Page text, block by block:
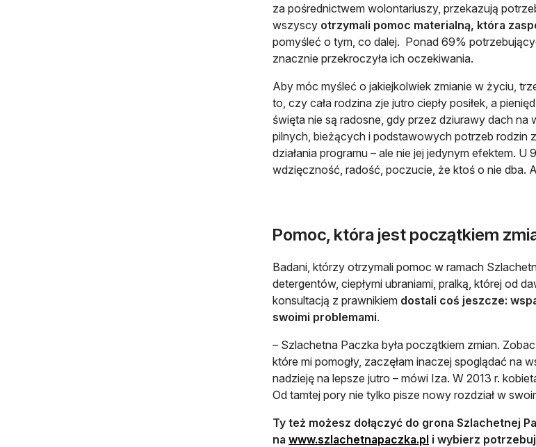
za pośrednictwem wolontariuszy, przekazują
wszyscy otrzymali pomoc materialną, która
pomyśleć o tym, co dalej. Ponad 69%
znacznie przekroczyła ich oczekiwania.
Aby móc myśleć o jakiejkolwiek zmianie w życiu,
to, czy cała rodzina zje jutro ciepły posiłek, a
święta nie są radosne, gdy przez dziurawy dach na
pilnych, bieżących i podstawowych potrzeb rodzin
działania programu – ale nie jej jedynym efektem.
wdzięczność, radość, poczucie, że ktoś o nie dba.
Pomoc, która jest początkiem
Badani, którzy otrzymali pomoc w ramach
detergentów, ciepłymi ubraniami, pralką, której od
konsultacją z prawnikiem dostali coś jeszcze:
swoimi problemami.
– Szlachetna Paczka była początkiem zmian.
które mi pomogły, zaczęłam inaczej spoglądać na
nadzieję na lepsze jutro – mówi Iza. W 2013 r.
Od tamtej pory nie tylko pisze nowy rozdział w
Ty też możesz dołączyć do grona Szlachetnej
na www.szlachetnapaczka.pl otwiera się w nowej
i wybierz